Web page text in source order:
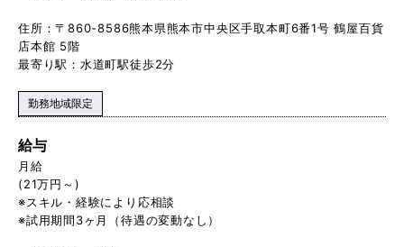
住所：〒860-8586熊本県熊本市中央区手取本町6番1号 鶴屋百貨
店本館 5階
最寄り駅：水道町駅徒歩2分
勤務地域限定
給与
月給
(21万円～)
※スキル・経験により応相談
※試用期間3ヶ月（待遇の変動なし）